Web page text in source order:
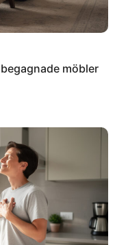
möbler